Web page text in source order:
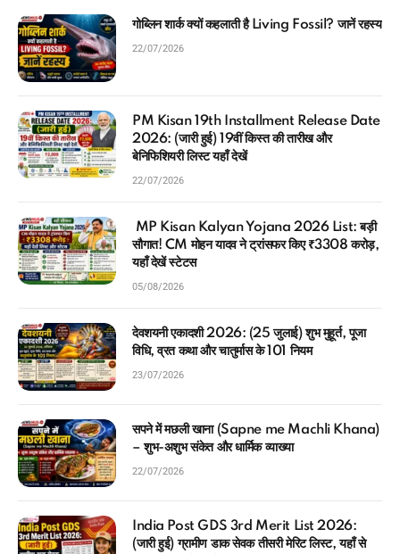
गोब्लिन शार्क क्यों कहलाती है Living Fossil? जानें रहस्य
22/07/2026
PM Kisan 19th Installment Release Date
2026: (जारी हुई) 19वीं किस्त की तारीख और
बेनिफिशियरी लिस्ट यहाँ देखें
22/07/2026
MP Kisan Kalyan Yojana 2026 List: बड़ी
सौगात! CM मोहन यादव ने ट्रांसफर किए ₹3308 करोड़,
यहाँ देखें स्टेटस
05/08/2026
देवशयनी एकादशी 2026: (25 जुलाई) शुभ मुहूर्त, पूजा
विधि, व्रत कथा और चातुर्मास के 101 नियम
23/07/2026
सपने में मछली खाना (Sapne me Machli Khana)
– शुभ-अशुभ संकेत और धार्मिक व्याख्या
22/07/2026
India Post GDS 3rd Merit List 2026:
(जारी हुई) ग्रामीण डाक सेवक तीसरी मेरिट लिस्ट, यहाँ से